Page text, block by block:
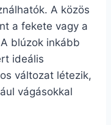
A közös
a fekete vagy a
blúzok inkább
ideális
változat létezik,
vágásokkal